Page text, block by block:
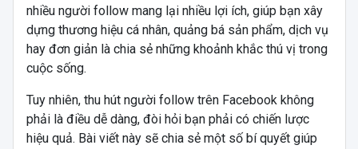
nhiều người follow mang lại nhiều lợi ích, giúp bạn xây
dựng thương hiệu cá nhân, quảng bá sản phẩm, dịch vụ
hay đơn giản là chia sẻ những khoảnh khắc thú vị trong
cuộc sống.
Tuy nhiên, thu hút người follow trên Facebook không
phải là điều dễ dàng, đòi hỏi bạn phải có chiến lược
hiệu quả. Bài viết này sẽ chia sẻ một số bí quyết giúp